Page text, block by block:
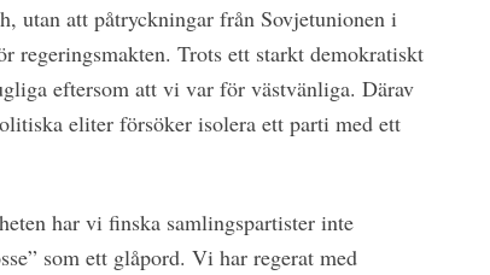
utan att påtryckningar från Sovjetunionen i
regeringsmakten. Trots ett starkt demokratiskt
eftersom att vi var för västvänliga. Därav
eliter försöker isolera ett parti med ett
har vi finska samlingspartister inte
som ett glåpord. Vi har regerat med